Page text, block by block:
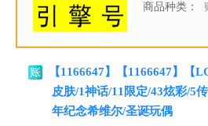
商品种类：
【1166647】【1166647】【
皮肤/1神话/11限定/43炫彩/5
年纪念希维尔/圣诞玩偶